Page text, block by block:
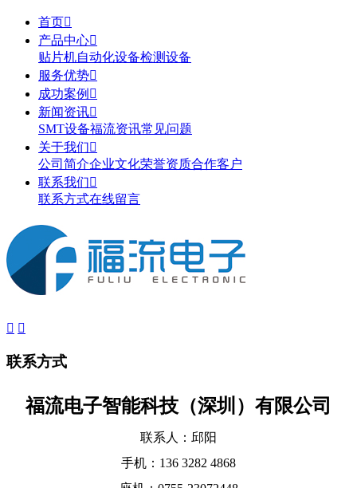
首页
产品中心
贴片机自动化设备检测设备
服务优势
成功案例 
新闻资讯
SMT设备福流资讯常见问题
关于我们
公司简介企业文化荣誉资质合作客户
联系我们
联系方式在线留言
 
联系方式
福流电子智能科技（深圳）有限公司
联系人：邱阳
手机：136 3282 4868